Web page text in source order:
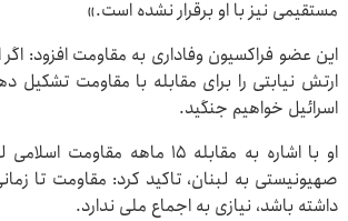
مستقیمی نیز با او برقرار نشده است.»
این عضو فراکسیون وفاداری به مقاومت افزود: اگر
ارتش نیابتی را برای مقابله با مقاومت تشکیل
اسرائیل خواهیم جنگید.
او با اشاره به مقابله ۱۵ ماهه
صهیونیستی به لبنان، تاکید کرد: مقاومت تا
داشته باشد، نیازی به اجماع ملی ندارد.